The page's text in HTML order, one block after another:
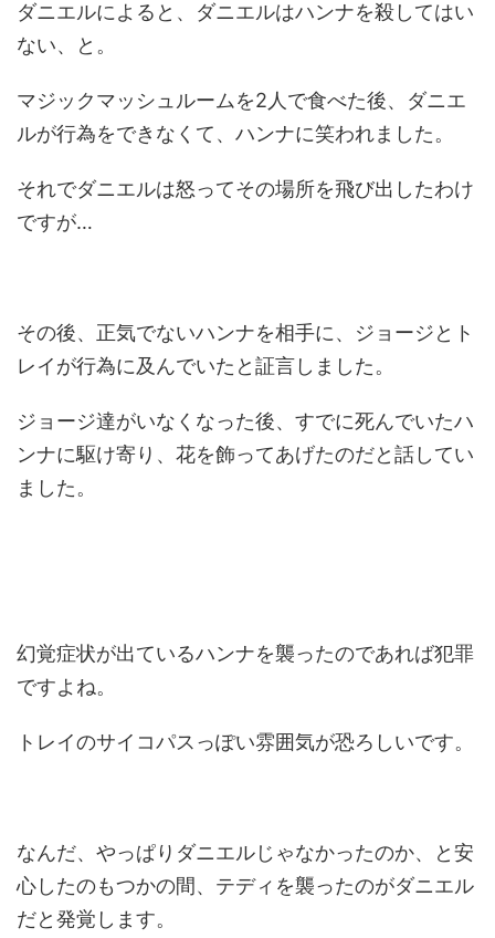
ダニエルによると、ダニエルはハンナを殺してはい
ない、と。
マジックマッシュルームを2人で食べた後、ダニエ
ルが行為をできなくて、ハンナに笑われました。
それでダニエルは怒ってその場所を飛び出したわけ
ですが…
その後、正気でないハンナを相手に、ジョージとト
レイが行為に及んでいたと証言しました。
ジョージ達がいなくなった後、すでに死んでいたハ
ンナに駆け寄り、花を飾ってあげたのだと話してい
ました。
幻覚症状が出ているハンナを襲ったのであれば犯罪
ですよね。
トレイのサイコパスっぽい雰囲気が恐ろしいです。
なんだ、やっぱりダニエルじゃなかったのか、と安
心したのもつかの間、テディを襲ったのがダニエル
だと発覚します。